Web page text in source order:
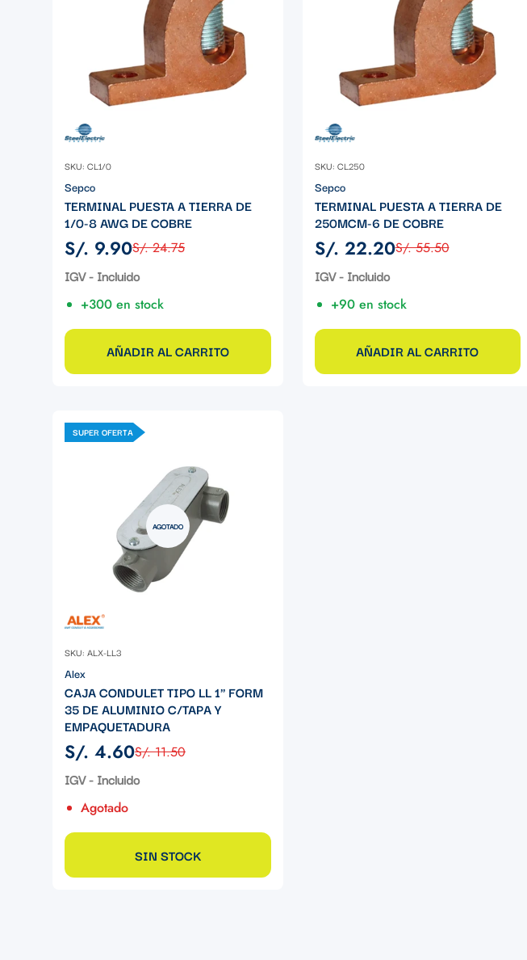
SKU: CL1/0
Sepco
TERMINAL PUESTA A TIERRA DE
1/0-8 AWG DE COBRE
Precio
de
S/. 9.90
Precio
regular
S/. 24.75
IGV - Incluido
+300 en stock
AÑADIR AL CARRITO
SKU: CL250
Sepco
TERMINAL PUESTA A TIERRA DE
250MCM-6 DE COBRE
Precio
de
S/. 22.20
Precio
regular
S/. 55.50
IGV - Incluido
+90 en stock
AÑADIR AL CARRITO
SUPER OFERTA
AGOTADO
SKU: ALX-LL3
Alex
CAJA CONDULET TIPO LL 1" FORM
35 DE ALUMINIO C/TAPA Y
EMPAQUETADURA
Precio
de
S/. 4.60
Precio
regular
S/. 11.50
IGV - Incluido
Agotado
SIN STOCK